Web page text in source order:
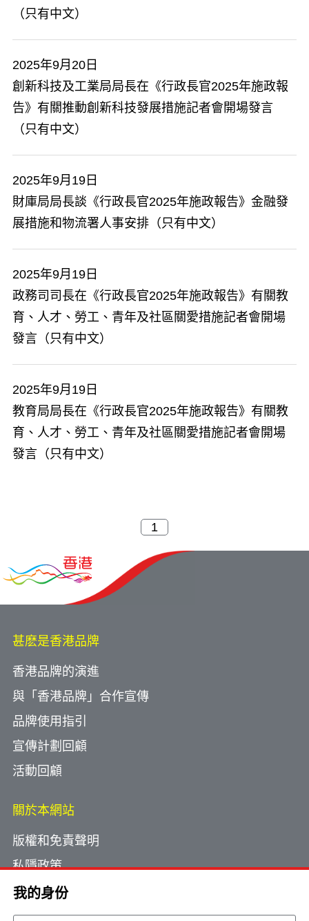
我的身份
（只有中文）
2025年9月20日
​創新科技及工業局局長在《行政長官2025年施政報
告》有關推動創新科技發展措施記者會開場發言
（只有中文）
2025年9月19日
財庫局局長談《行政長官2025年施政報告》金融發
展措施和物流署人事安排（只有中文）
2025年9月19日
政務司司長在《行政長官2025年施政報告》有關教
育、人才、勞工、青年及社區關愛措施記者會開場
發言（只有中文）
2025年9月19日
教育局局長在《行政長官2025年施政報告》有關教
育、人才、勞工、青年及社區關愛措施記者會開場
發言（只有中文）
甚麽是香港品牌
香港品牌的演進
與「香港品牌」合作宣傳
品牌使用指引
宣傳計劃回顧
活動回顧
關於本網站
版權和免責聲明
私隱政策
使用小型文字檔案
網頁指南